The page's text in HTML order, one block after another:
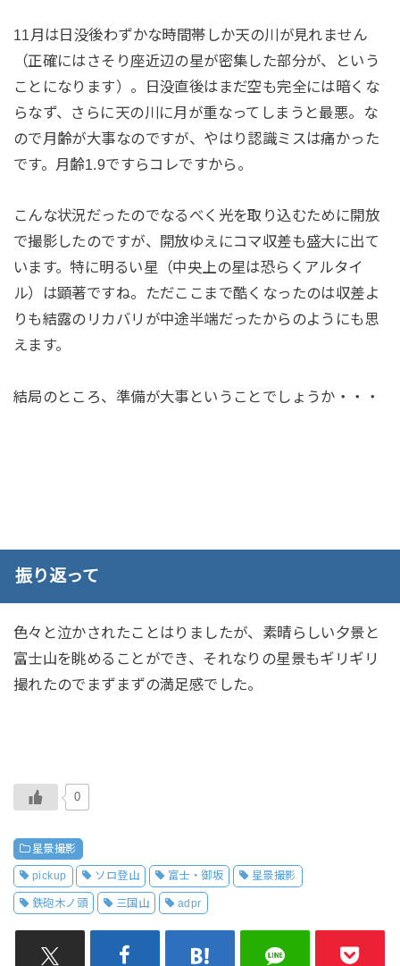
11月は日没後わずかな時間帯しか天の川が見れません
（正確にはさそり座近辺の星が密集した部分が、という
ことになります）。日没直後はまだ空も完全には暗くな
らなず、さらに天の川に月が重なってしまうと最悪。な
ので月齢が大事なのですが、やはり認識ミスは痛かった
です。月齢1.9ですらコレですから。
こんな状況だったのでなるべく光を取り込むために開放
で撮影したのですが、開放ゆえにコマ収差も盛大に出て
います。特に明るい星（中央上の星は恐らくアルタイ
ル）は顕著ですね。ただここまで酷くなったのは収差よ
りも結露のリカバリが中途半端だったからのようにも思
えます。
結局のところ、準備が大事ということでしょうか・・・
振り返って
色々と泣かされたことはりましたが、素晴らしい夕景と
富士山を眺めることができ、それなりの星景もギリギリ
撮れたのでまずまずの満足感でした。
0
星景撮影
pickup ソロ登山 富士・御坂 星景撮影
鉄砲木ノ頭 三国山 adpr